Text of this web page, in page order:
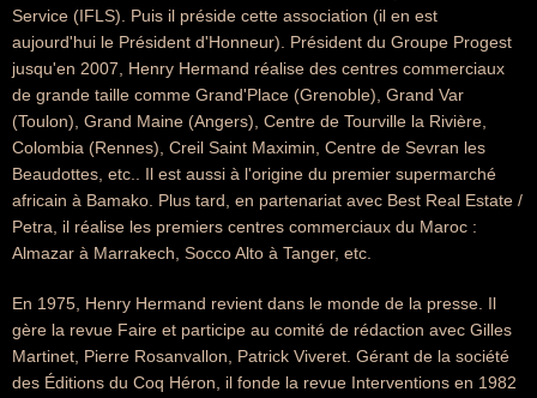
Service (IFLS). Puis il préside cette association (il en est
aujourd'hui le Président d'Honneur). Président du Groupe Progest
jusqu'en 2007, Henry Hermand réalise des centres commerciaux
de grande taille comme Grand'Place (Grenoble), Grand Var
(Toulon), Grand Maine (Angers), Centre de Tourville la Rivière,
Colombia (Rennes), Creil Saint Maximin, Centre de Sevran les
Beaudottes, etc.. Il est aussi à l'origine du premier supermarché
africain à Bamako. Plus tard, en partenariat avec Best Real Estate /
Petra, il réalise les premiers centres commerciaux du Maroc :
Almazar à Marrakech, Socco Alto à Tanger, etc.
En 1975, Henry Hermand revient dans le monde de la presse. Il
gère la revue Faire et participe au comité de rédaction avec Gilles
Martinet, Pierre Rosanvallon, Patrick Viveret. Gérant de la société
des Éditions du Coq Héron, il fonde la revue Interventions en 1982